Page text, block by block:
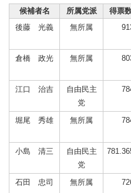
候補者名 所属党派 得票
後藤 光義
無所属
倉橋 政光
無所属
江口 治吉
自由民主
党
堀尾 秀雄
無所属
小島 清三
自由民主
党
石田 忠司
無所属